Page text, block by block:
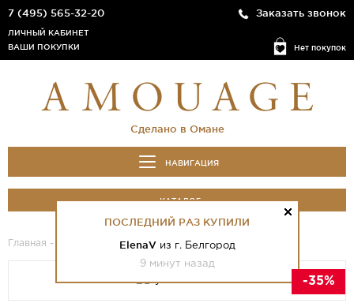
7 (495) 565-32-20 Заказать звонок
Нет покупок
ЛИЧНЫЙ КАБИНЕТ
ВАШИ ПОКУПКИ
Сделано в Омане
НАВИГАЦИЯ
КАТАЛОГ
Главная - - Lyric for Men
-35%
ПОСЛЕДНИЙ РАЗ КУПИЛИ
ElenaV из г. Белгород
9 минут назад